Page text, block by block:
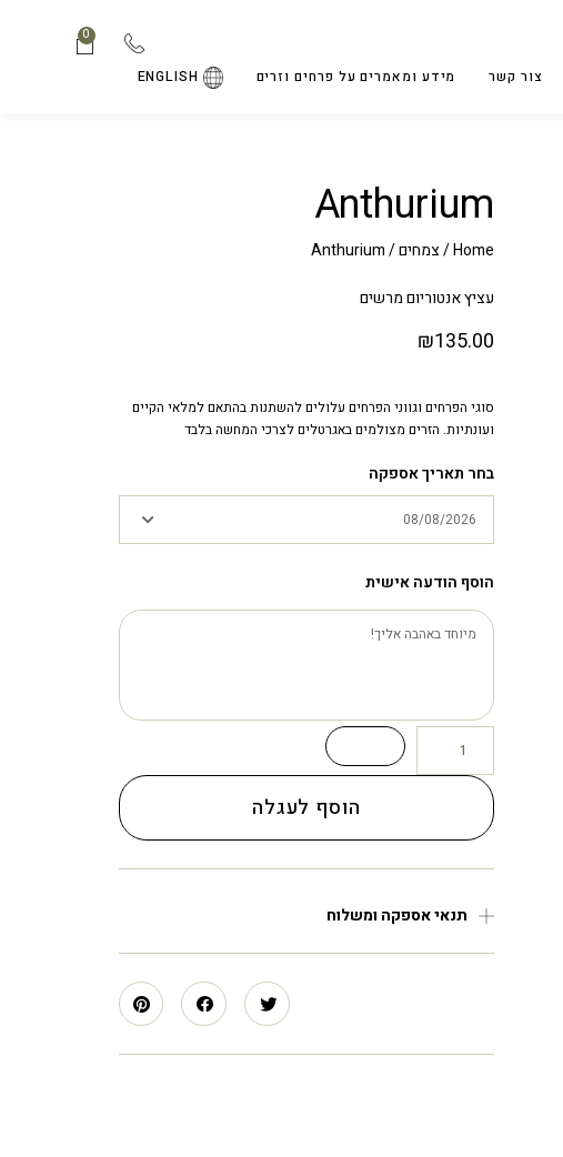
צור קשר מידע ומאמרים על פרחים וזרים ENGLISH
0
Anthurium
Home
/צמחים/ Anthurium
עציץ אנטוריום מרשים
₪135.00
סוגי הפרחים וגווני הפרחים עלולים להשתנות בהתאם למלאי הקיים
ועונתיות. הזרים מצולמים באגרטלים לצרכי המחשה בלבד
בחר תאריך אספקה
הוסף הודעה אישית
הוסף לעגלה
תנאי אספקה ומשלוח